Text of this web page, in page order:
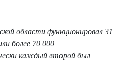
области функционировал 31
более 70 000
каждый второй был